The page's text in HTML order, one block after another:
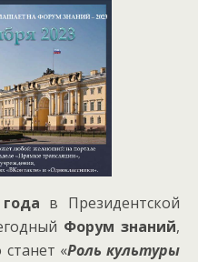
в Президентской
Форум знаний,
«Роль культуры